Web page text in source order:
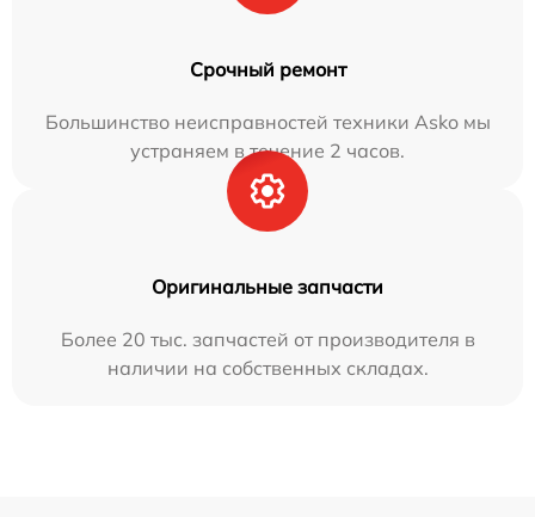
Срочный ремонт
Большинство неисправностей техники Asko мы
устраняем в течение 2 часов.
Оригинальные запчасти
Более 20 тыс. запчастей от производителя в
наличии на собственных складах.